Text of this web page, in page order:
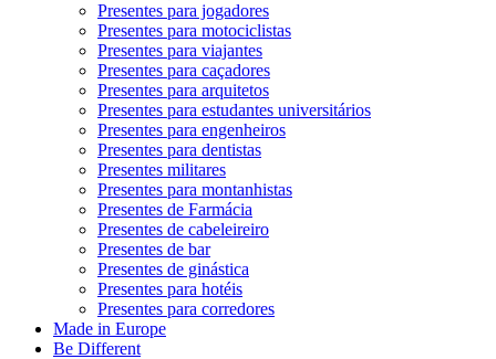
Presentes para jogadores
Presentes para motociclistas
Presentes para viajantes
Presentes para caçadores
Presentes para arquitetos
Presentes para estudantes universitários
Presentes para engenheiros
Presentes para dentistas
Presentes militares
Presentes para montanhistas
Presentes de Farmácia
Presentes de cabeleireiro
Presentes de bar
Presentes de ginástica
Presentes para hotéis
Presentes para corredores
Made in Europe
Be Different